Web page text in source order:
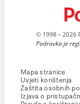
© 1998 – 2026
Podravka je
Mapa stranice
Uvjeti korištenja
Zaštita osobnih
Izjava o